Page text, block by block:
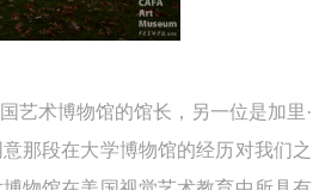
艺术博物馆的馆长，另一位是加里·
那段在大学博物馆的经历对我们之